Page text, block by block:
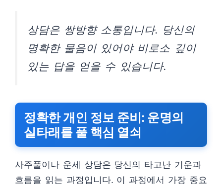
상담은 쌍방향 소통입니다. 당신의
명확한 물음이 있어야 비로소 깊이
있는 답을 얻을 수 있습니다.
정확한 개인 정보 준비: 운명의
실타래를 풀 핵심 열쇠
사주풀이나 운세 상담은 당신의 타고난 기운과
흐름을 읽는 과정입니다. 이 과정에서 가장 중요